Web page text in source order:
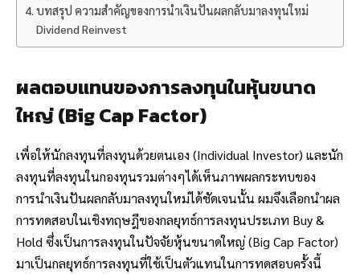
บทสรุป ความสำคัญของการนำเงินปันผลกลับมาลงทุนใหม่
Dividend Reinvest
ผลตอบแทนของการลงทุนในหุ้นขนาด
ใหญ่ (Big Cap Factor)
เพื่อให้นักลงทุนที่ลงทุนด้วยตนเอง (Individual Investor) และนัก
ลงทุนที่ลงทุนในกองทุนรวมต่างๆได้เห็นภาพผลกระทบของ
การนำเงินปันผลกลับมาลงทุนใหม่ได้ชัดเจนนั้น ผมจึงเลือกนำผล
การทดสอบในเชิงทฤษฎีของกลยุทธ์การลงทุนประเภท Buy &
Hold ซึ่งเป็นการลงทุนในปัจจัยหุ้นขนาดใหญ่ (Big Cap Factor)
มาเป็นกลยุทธ์การลงทุนที่ใช้เป็นตัวแทนในการทดสอบครั้งนี้